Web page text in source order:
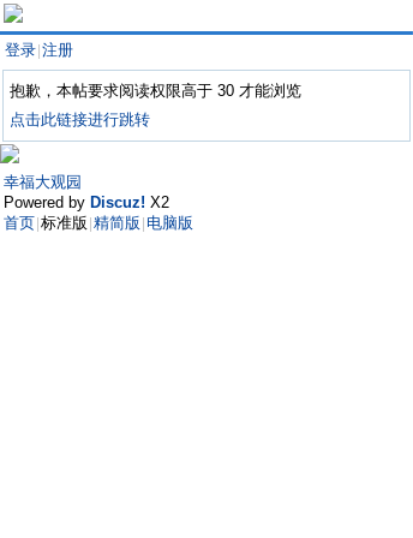
登录 注册
抱歉，本帖要求阅读权限高于 30 才能浏览
点击此链接进行跳转
幸福大观园
Powered by Discuz! X2
首页 标准版 精简版 电脑版